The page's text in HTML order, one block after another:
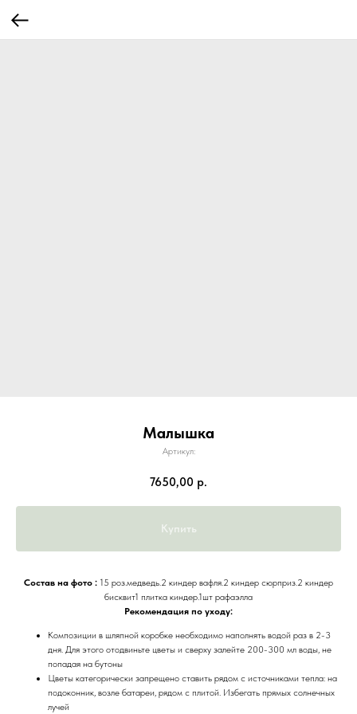
Малышка
Артикул:
7650,00 р.
Купить
Состав на фото : 15 роз.медведь.2 киндер вафля.2 киндер сюрприз.2 киндер
бисквит1 плитка киндер.1шт рафаэлла
Рекомендация по уходу:
Композиции в шляпной коробке необходимо наполнять водой раз в 2-3
дня. Для этого отодвиньте цветы и сверху залейте 200-300 мл воды, не
попадая на бутоны
Цветы категорически запрещено ставить рядом с источниками тепла: на
подоконник, возле батареи, рядом с плитой. Избегать прямых солнечных
лучей